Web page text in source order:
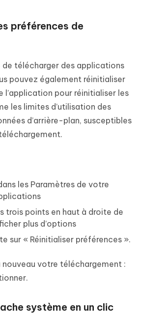
préférences de
de télécharger des applications
pouvez également réinitialiser
l’application pour réinitialiser les
les limites d’utilisation des
d’arrière-plan, susceptibles
les Paramètres de votre
trois points en haut à droite de
plus d’options
sur « Réinitialiser préférences ».
nouveau votre téléchargement :
système en un clic